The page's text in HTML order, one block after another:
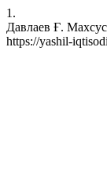
1.
Давлаев Ғ.
https://yashil-